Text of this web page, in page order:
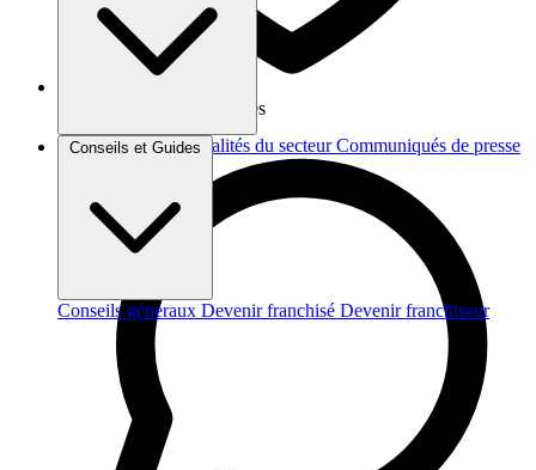
Brèves et actus Actualités du secteur Communiqués de presse
Conseils et Guides
Conseils généraux Devenir franchisé Devenir franchiseur
Vos données sont protégées